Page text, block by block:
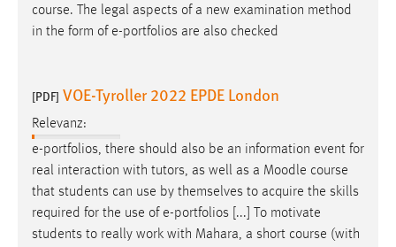
course. The legal aspects of a new examination method
in the form of e-portfolios are also checked
[PDF] VOE-Tyroller 2022 EPDE London
Relevanz:
e-portfolios, there should also be an information event for
real interaction with tutors, as well as a Moodle course
that students can use by themselves to acquire the skills
required for the use of e-portfolios [...] To motivate
students to really work with Mahara, a short course (with